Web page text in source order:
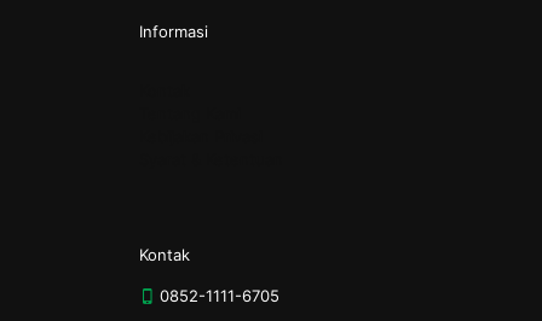
Informasi
Kontak
0852-1111-6705